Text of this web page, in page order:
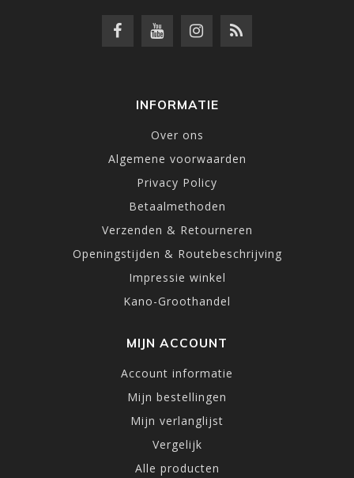
INFORMATIE
Over ons
Algemene voorwaarden
Privacy Policy
Betaalmethoden
Verzenden & Retourneren
Openingstijden & Routebeschrijving
Impressie winkel
Kano-Groothandel
MIJN ACCOUNT
Account informatie
Mijn bestellingen
Mijn verlanglijst
Vergelijk
Alle producten